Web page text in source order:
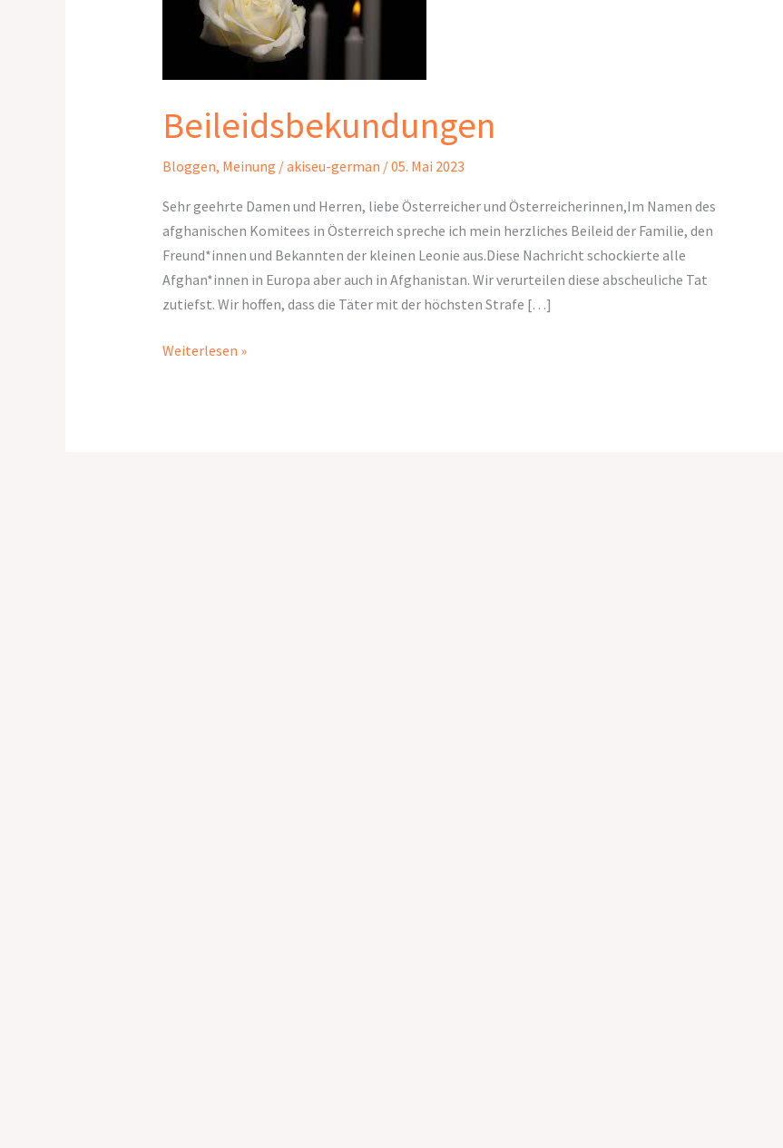
Beileidsbekundungen
Bloggen, Meinung /akiseu-german /05. Mai 2023
Sehr geehrte Damen und Herren, liebe Österreicher und Österreicherinnen,Im Namen des
afghanischen Komitees in Österreich spreche ich mein herzliches Beileid der Familie, den
Freund*innen und Bekannten der kleinen Leonie aus.Diese Nachricht schockierte alle
Afghan*innen in Europa aber auch in Afghanistan. Wir verurteilen diese abscheuliche Tat
zutiefst. Wir hoffen, dass die Täter mit der höchsten Strafe […]
Weiterlesen »